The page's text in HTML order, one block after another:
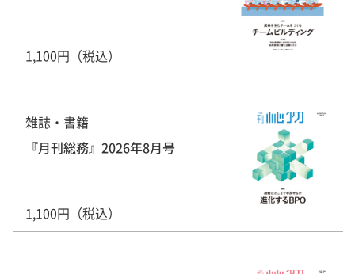
1,100円（税込）
雑誌・書籍
『月刊総務』2026年8月号
1,100円（税込）